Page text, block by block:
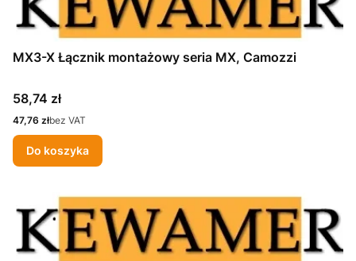
MX3-X Łącznik montażowy seria MX, Camozzi
Cena
58,74 zł
Cena
47,76 złbez VAT
Do koszyka